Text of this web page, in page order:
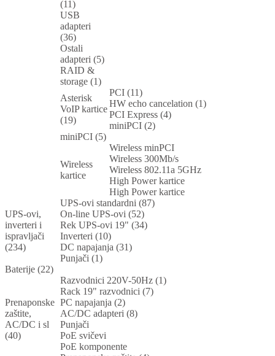
(11)
USB
adapteri
(36)
Ostali
adapteri (5)
RAID &
storage (1)
Asterisk
VoIP kartice
(19)
PCI (11)
HW echo cancelation (1)
PCI Express (4)
miniPCI (2)
miniPCI (5)
Wireless
kartice
Wireless minPCI
Wireless 300Mb/s
Wireless 802.11a 5GHz
High Power kartice
High Power kartice
UPS-ovi,
inverteri i
ispravljači
(234)
UPS-ovi standardni (87)
On-line UPS-ovi (52)
Rek UPS-ovi 19" (34)
Inverteri (10)
DC napajanja (31)
Punjači (1)
Baterije (22)
Prenaponske
zaštite,
AC/DC i sl
(40)
Razvodnici 220V-50Hz (1)
Rack 19" razvodnici (7)
PC napajanja (2)
AC/DC adapteri (8)
Punjači
PoE svičevi
PoE komponente